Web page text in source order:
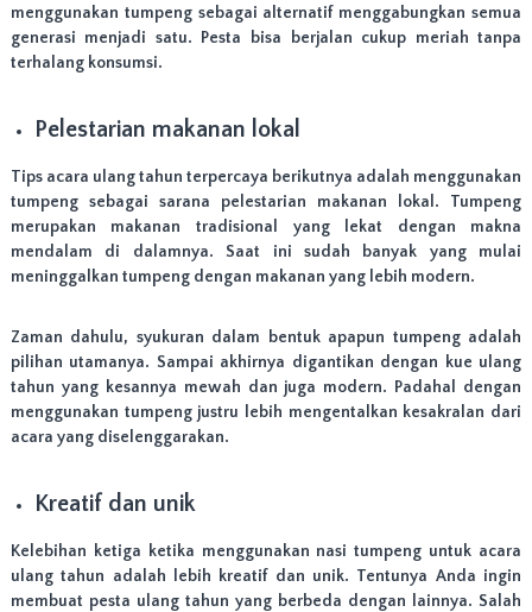
O
N
!
menggunakan tumpeng sebagai alternatif menggabungkan semua
generasi menjadi satu. Pesta bisa berjalan cukup meriah tanpa
terhalang konsumsi.
Pelestarian makanan lokal
Tips acara ulang tahun terpercaya berikutnya adalah menggunakan
tumpeng sebagai sarana pelestarian makanan lokal. Tumpeng
merupakan makanan tradisional yang lekat dengan makna
mendalam di dalamnya. Saat ini sudah banyak yang mulai
meninggalkan tumpeng dengan makanan yang lebih modern.
Zaman dahulu, syukuran dalam bentuk apapun tumpeng adalah
pilihan utamanya. Sampai akhirnya digantikan dengan kue ulang
tahun yang kesannya mewah dan juga modern. Padahal dengan
menggunakan tumpeng justru lebih mengentalkan kesakralan dari
acara yang diselenggarakan.
Kreatif dan unik
Kelebihan ketiga ketika menggunakan nasi tumpeng untuk acara
ulang tahun adalah lebih kreatif dan unik. Tentunya Anda ingin
membuat pesta ulang tahun yang berbeda dengan lainnya. Salah